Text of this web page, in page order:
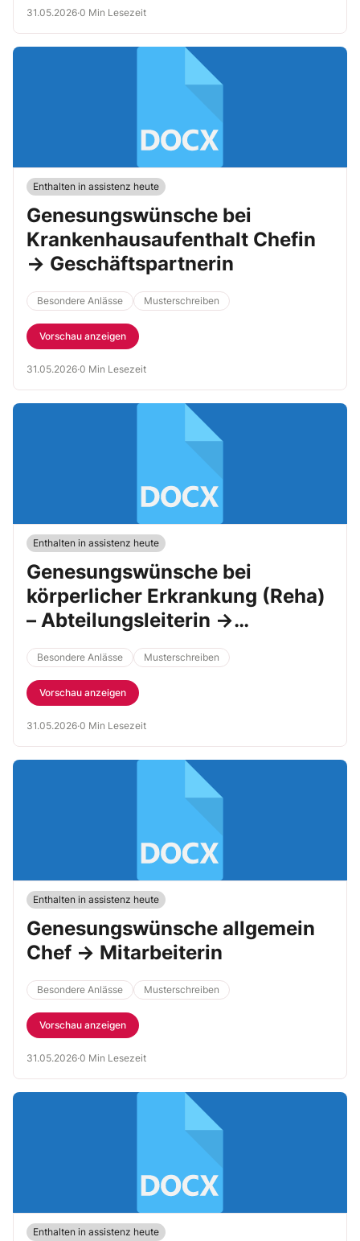
31.05.2026·0 Min Lesezeit
Enthalten in assistenz heute
Genesungswünsche bei
Krankenhausaufenthalt Chefin
→ Geschäftspartnerin
Besondere Anlässe Musterschreiben
Vorschau anzeigen
31.05.2026·0 Min Lesezeit
Enthalten in assistenz heute
Genesungswünsche bei
körperlicher Erkrankung (Reha)
– Abteilungsleiterin →
Mitarbeiter
Besondere Anlässe Musterschreiben
Vorschau anzeigen
31.05.2026·0 Min Lesezeit
Enthalten in assistenz heute
Genesungswünsche allgemein
Chef → Mitarbeiterin
Besondere Anlässe Musterschreiben
Vorschau anzeigen
31.05.2026·0 Min Lesezeit
Enthalten in assistenz heute